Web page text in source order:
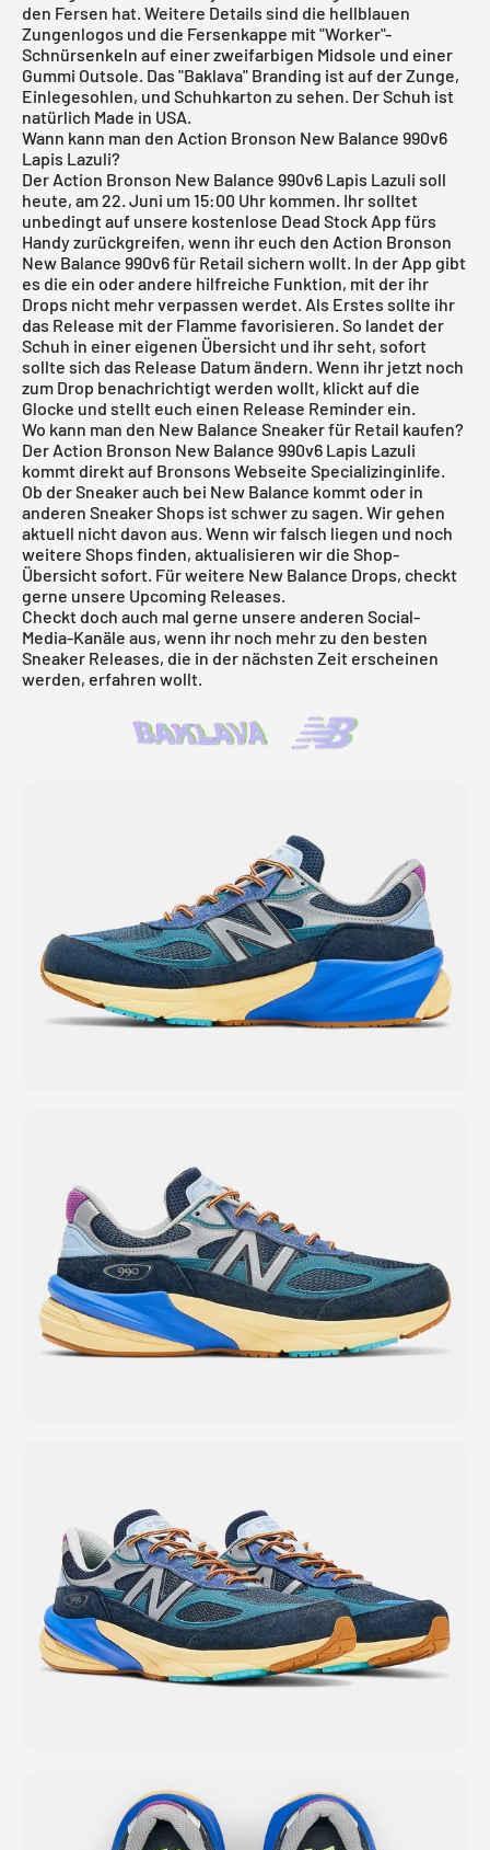
den Fersen hat. Weitere Details sind die hellblauen
Zungenlogos und die Fersenkappe mit "Worker"-
Schnürsenkeln auf einer zweifarbigen Midsole und einer
Gummi Outsole. Das "Baklava" Branding ist auf der Zunge,
Einlegesohlen, und Schuhkarton zu sehen. Der Schuh ist
natürlich Made in USA.
Wann kann man den Action Bronson New Balance 990v6
Lapis Lazuli?
Der Action Bronson New Balance 990v6 Lapis Lazuli soll
heute, am 22. Juni um 15:00 Uhr kommen. Ihr solltet
unbedingt auf unsere kostenlose Dead Stock App fürs
Handy zurückgreifen, wenn ihr euch den Action Bronson
New Balance 990v6 für Retail sichern wollt. In der App gibt
es die ein oder andere hilfreiche Funktion, mit der ihr
Drops nicht mehr verpassen werdet. Als Erstes sollte ihr
das Release mit der Flamme favorisieren. So landet der
Schuh in einer eigenen Übersicht und ihr seht, sofort
sollte sich das Release Datum ändern. Wenn ihr jetzt noch
zum Drop benachrichtigt werden wollt, klickt auf die
Glocke und stellt euch einen Release Reminder ein.
Wo kann man den New Balance Sneaker für Retail kaufen?
Der Action Bronson New Balance 990v6 Lapis Lazuli
kommt direkt auf Bronsons Webseite Specializinginlife.
Ob der Sneaker auch bei New Balance kommt oder in
anderen Sneaker Shops ist schwer zu sagen. Wir gehen
aktuell nicht davon aus. Wenn wir falsch liegen und noch
weitere Shops finden, aktualisieren wir die Shop-
Übersicht sofort. Für weitere New Balance Drops, checkt
gerne unsere Upcoming Releases.
Checkt doch auch mal gerne unsere anderen Social-
Media-Kanäle aus, wenn ihr noch mehr zu den besten
Sneaker Releases, die in der nächsten Zeit erscheinen
werden, erfahren wollt.